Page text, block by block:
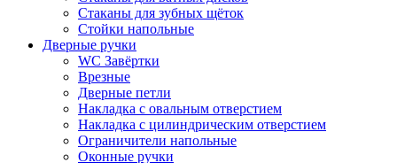
Стаканы для зубных щёток
Стойки напольные
Дверные ручки
WC Завёртки
Врезные
Дверные петли
Накладка с овальным отверстием
Накладка с цилиндрическим отверстием
Ограничители напольные
Оконные ручки